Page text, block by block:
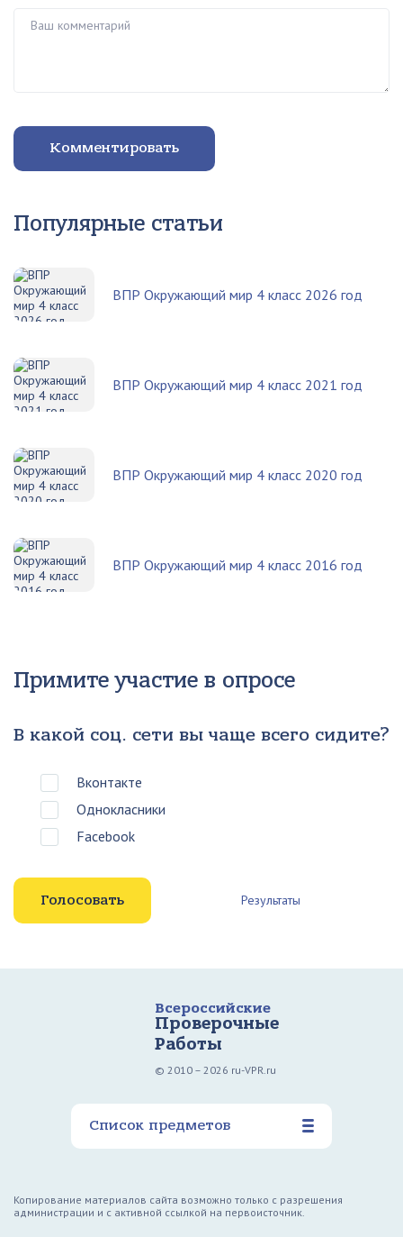
Комментировать
Популярные статьи
ВПР Окружающий мир 4 класс 2026 год
ВПР Окружающий мир 4 класс 2021 год
ВПР Окружающий мир 4 класс 2020 год
ВПР Окружающий мир 4 класс 2016 год
Примите участие в опросе
В какой соц. сети вы чаще всего сидите?
Вконтакте
Однокласники
Facebook
Результаты
Всероссийские
Проверочные
Работы
© 2010 – 2026 ru-VPR.ru
Список предметов
Копирование материалов сайта возможно только с разрешения
администрации и с активной ссылкой на первоисточник.